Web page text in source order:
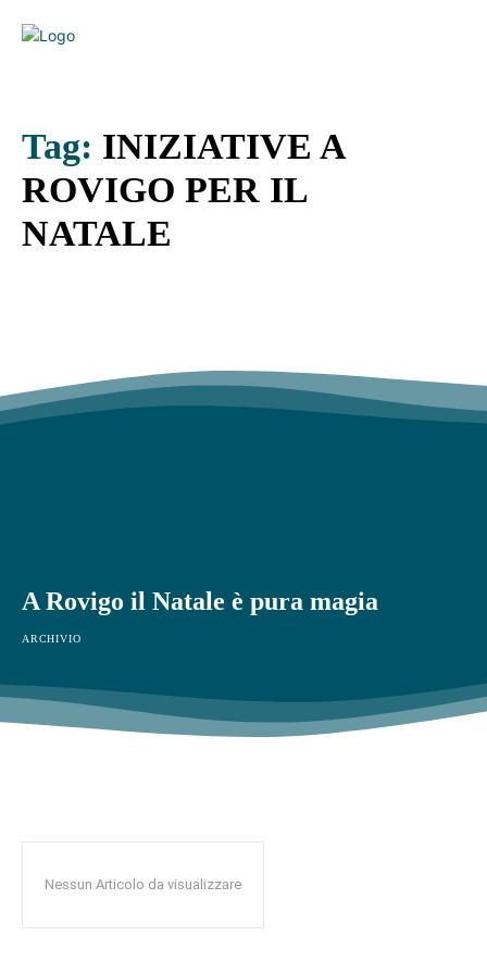
Tag: INIZIATIVE A
ROVIGO PER IL
NATALE
A Rovigo il Natale è pura magia
ARCHIVIO
Nessun Articolo da visualizzare